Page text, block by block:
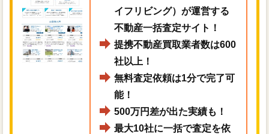
イフリビング）が運営する
不動産一括査定サイト！
提携不動産買取業者数は600
社以上！
無料査定依頼は1分で完了可
能！
500万円差が出た実績も！
最大10社に一括で査定を依